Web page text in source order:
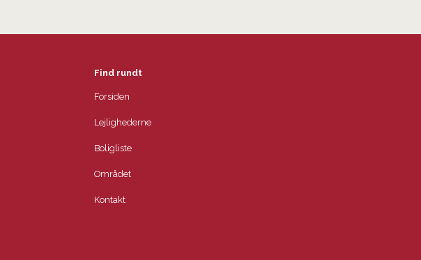
Find rundt
Forsiden
Lejlighederne
Boligliste
Området
Kontakt